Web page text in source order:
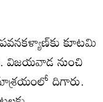
కూటమి
విజయవాడ నుంచి
దిగారు.